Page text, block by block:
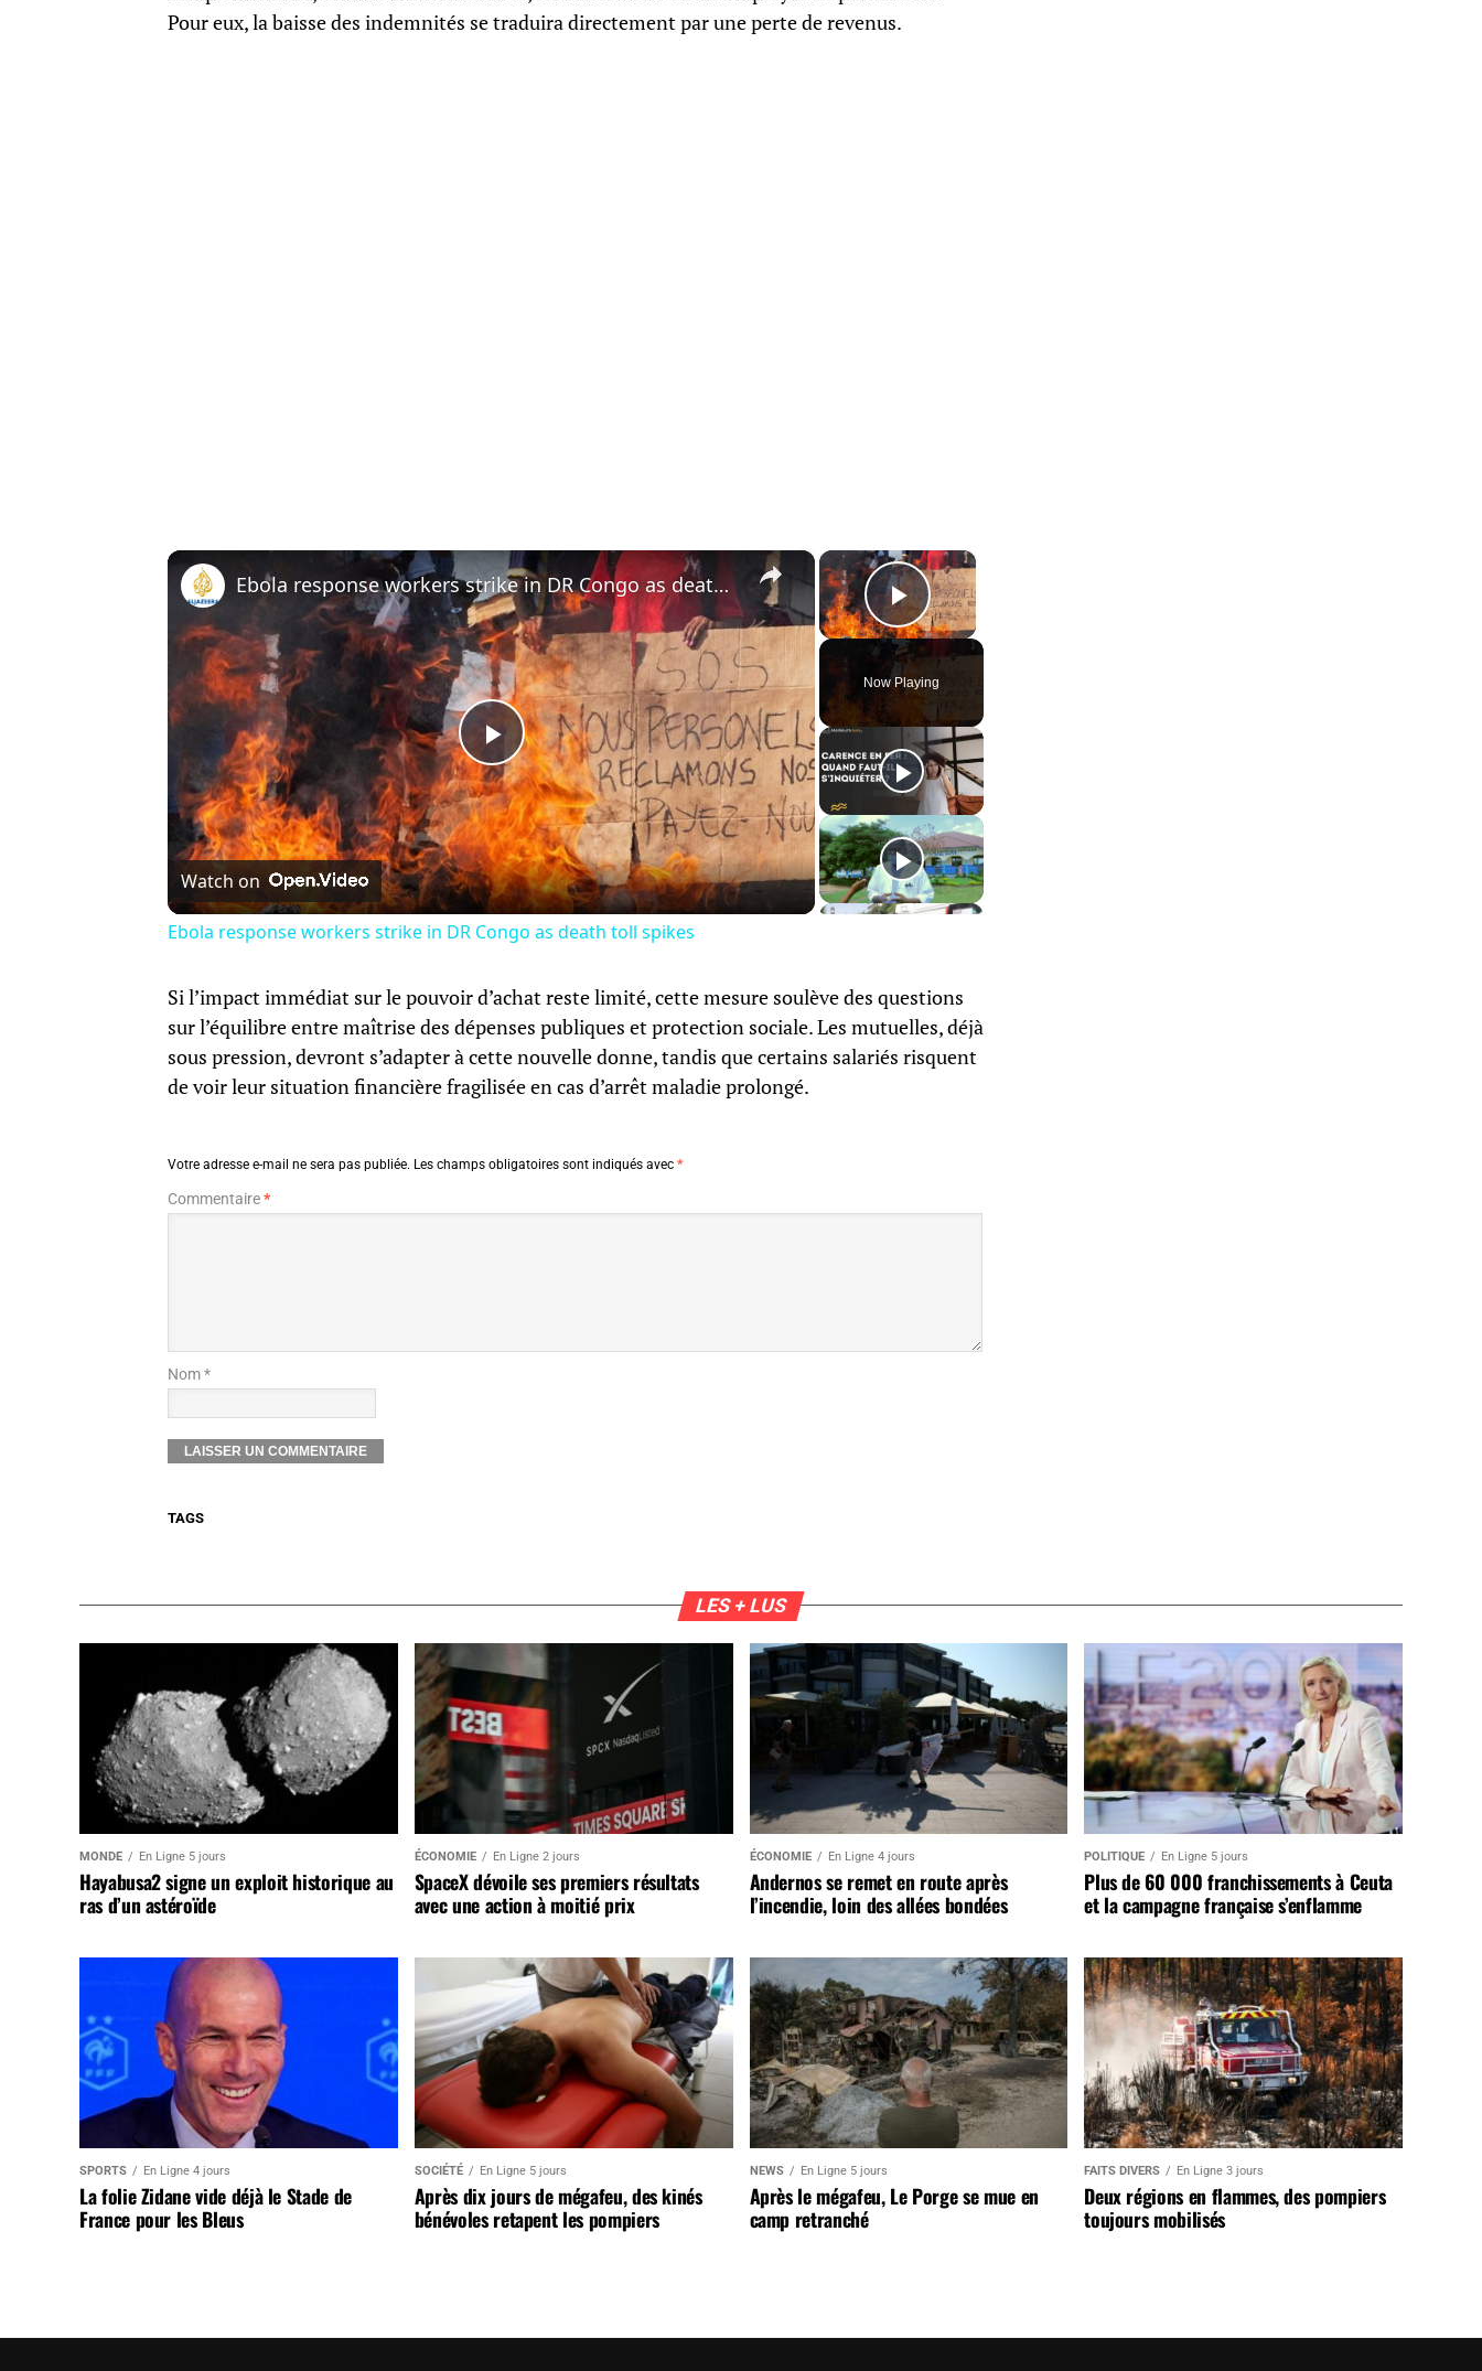
Pour eux, la baisse des indemnités se traduira directement par une perte de revenus.
×
Play Video
Now Playing
×
Play
Video
Ebola response workers strike in DR Congo as death toll spikes
Watch on
Ebola response workers strike in DR Congo as death toll spikes
Si l’impact immédiat sur le pouvoir d’achat reste limité, cette mesure soulève des questions
sur l’équilibre entre maîtrise des dépenses publiques et protection sociale. Les mutuelles, déjà
sous pression, devront s’adapter à cette nouvelle donne, tandis que certains salariés risquent
de voir leur situation financière fragilisée en cas d’arrêt maladie prolongé.
Votre adresse e-mail ne sera pas publiée. Les champs obligatoires sont indiqués avec *
Commentaire*
Nom *
TAGS
LES + LUS
MONDE En Ligne 5 jours
Hayabusa2 signe un exploit historique au
ras d’un astéroïde
ÉCONOMIE En Ligne 2 jours
SpaceX dévoile ses premiers résultats
avec une action à moitié prix
ÉCONOMIE En Ligne 4 jours
Andernos se remet en route après
l’incendie, loin des allées bondées
POLITIQUE En Ligne 5 jours
Plus de 60 000 franchissements à Ceuta
et la campagne française s’enflamme
SPORTS En Ligne 4 jours
La folie Zidane vide déjà le Stade de
France pour les Bleus
SOCIÉTÉ En Ligne 5 jours
Après dix jours de mégafeu, des kinés
bénévoles retapent les pompiers
NEWS En Ligne 5 jours
Après le mégafeu, Le Porge se mue en
camp retranché
FAITS DIVERS En Ligne 3 jours
Deux régions en flammes, des pompiers
toujours mobilisés